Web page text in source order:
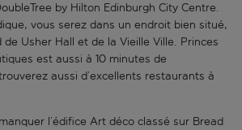
by Hilton Edinburgh City Centre.
vous serez dans un endroit bien situé,
Usher Hall et de la Vieille Ville. Princes
est aussi à 10 minutes de
aussi d’excellents restaurants à
l’édifice Art déco classé sur Bread